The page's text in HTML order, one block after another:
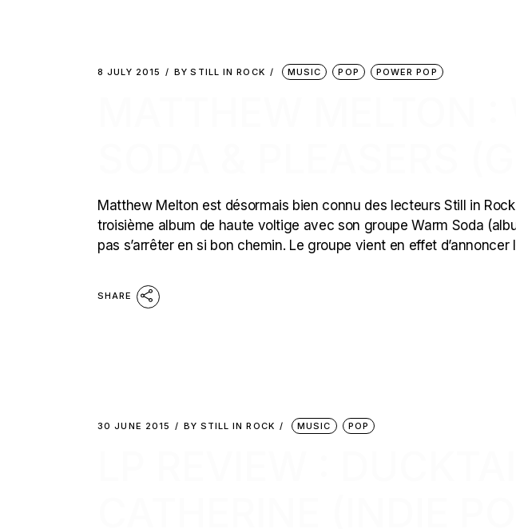
8 JULY 2015 BY STILL IN ROCK MUSIC POP POWER POP
Matthew Melton est désormais bien connu des lecteurs Still in
troisième album de haute voltige avec son groupe Warm Soda
pas s’arrêter en si bon chemin. Le groupe vient en effet d’annoncer
SHARE
30 JUNE 2015 BY STILL IN ROCK MUSIC POP